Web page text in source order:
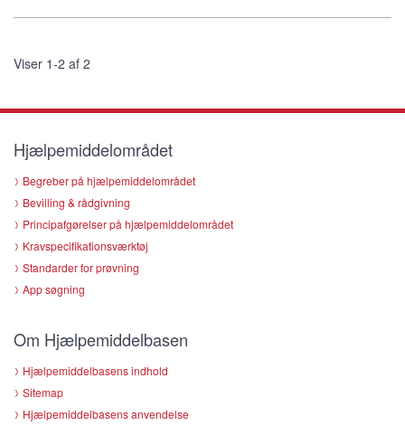
Viser 1-2 af 2
Hjælpemiddelområdet
Begreber på hjælpemiddelområdet
Bevilling & rådgivning
Principafgørelser på hjælpemiddelområdet
Kravspecifikationsværktøj
Standarder for prøvning
App søgning
Om Hjælpemiddelbasen
Hjælpemiddelbasens indhold
Sitemap
Hjælpemiddelbasens anvendelse